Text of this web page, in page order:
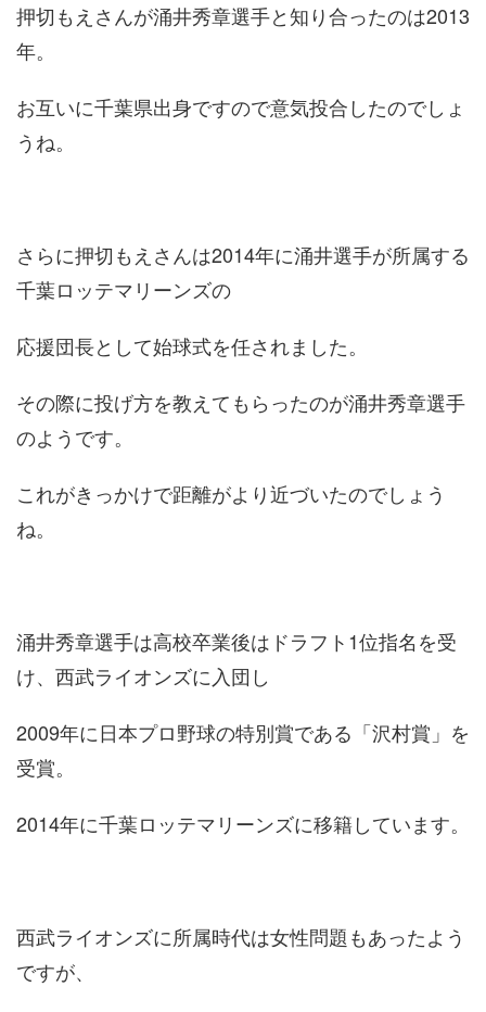
押切もえさんが涌井秀章選手と知り合ったのは2013
年。
お互いに千葉県出身ですので意気投合したのでしょ
うね。
さらに押切もえさんは2014年に涌井選手が所属する
千葉ロッテマリーンズの
応援団長として始球式を任されました。
その際に投げ方を教えてもらったのが涌井秀章選手
のようです。
これがきっかけで距離がより近づいたのでしょう
ね。
涌井秀章選手は高校卒業後はドラフト1位指名を受
け、西武ライオンズに入団し
2009年に日本プロ野球の特別賞である「沢村賞」を
受賞。
2014年に千葉ロッテマリーンズに移籍しています。
西武ライオンズに所属時代は女性問題もあったよう
ですが、